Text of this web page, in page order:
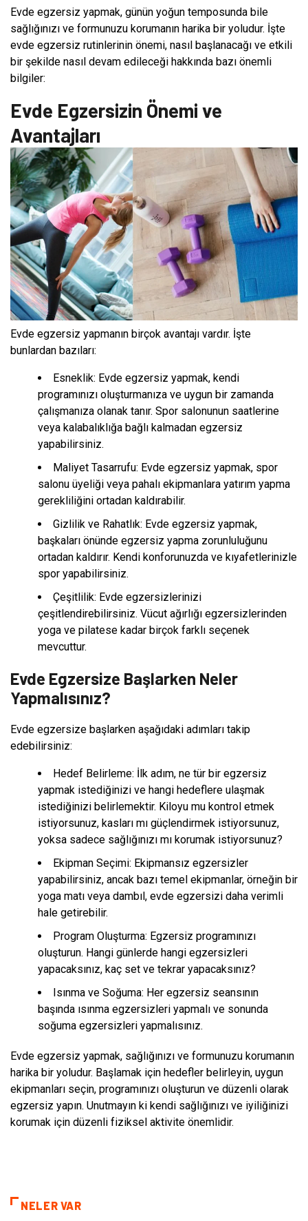
Evde egzersiz yapmak, günün yoğun temposunda bile
sağlığınızı ve formunuzu korumanın harika bir yoludur. İşte
evde egzersiz rutinlerinin önemi, nasıl başlanacağı ve etkili
bir şekilde nasıl devam edileceği hakkında bazı önemli
bilgiler:
Evde Egzersizin Önemi ve
Avantajları
Evde egzersiz yapmanın birçok avantajı vardır. İşte
bunlardan bazıları:
Esneklik: Evde egzersiz yapmak, kendi
programınızı oluşturmanıza ve uygun bir zamanda
çalışmanıza olanak tanır. Spor salonunun saatlerine
veya kalabalıklığa bağlı kalmadan egzersiz
yapabilirsiniz.
Maliyet Tasarrufu: Evde egzersiz yapmak, spor
salonu üyeliği veya pahalı ekipmanlara yatırım yapma
gerekliliğini ortadan kaldırabilir.
Gizlilik ve Rahatlık: Evde egzersiz yapmak,
başkaları önünde egzersiz yapma zorunluluğunu
ortadan kaldırır. Kendi konforunuzda ve kıyafetlerinizle
spor yapabilirsiniz.
Çeşitlilik: Evde egzersizlerinizi
çeşitlendirebilirsiniz. Vücut ağırlığı egzersizlerinden
yoga ve pilatese kadar birçok farklı seçenek
mevcuttur.
Evde Egzersize Başlarken Neler
Yapmalısınız?
Evde egzersize başlarken aşağıdaki adımları takip
edebilirsiniz:
Hedef Belirleme: İlk adım, ne tür bir egzersiz
yapmak istediğinizi ve hangi hedeflere ulaşmak
istediğinizi belirlemektir. Kiloyu mu kontrol etmek
istiyorsunuz, kasları mı güçlendirmek istiyorsunuz,
yoksa sadece sağlığınızı mı korumak istiyorsunuz?
Ekipman Seçimi: Ekipmansız egzersizler
yapabilirsiniz, ancak bazı temel ekipmanlar, örneğin bir
yoga matı veya dambıl, evde egzersizi daha verimli
hale getirebilir.
Program Oluşturma: Egzersiz programınızı
oluşturun. Hangi günlerde hangi egzersizleri
yapacaksınız, kaç set ve tekrar yapacaksınız?
Isınma ve Soğuma: Her egzersiz seansının
başında ısınma egzersizleri yapmalı ve sonunda
soğuma egzersizleri yapmalısınız.
Evde egzersiz yapmak, sağlığınızı ve formunuzu korumanın
harika bir yoludur. Başlamak için hedefler belirleyin, uygun
ekipmanları seçin, programınızı oluşturun ve düzenli olarak
egzersiz yapın. Unutmayın ki kendi sağlığınızı ve iyiliğinizi
korumak için düzenli fiziksel aktivite önemlidir.
NELER VAR